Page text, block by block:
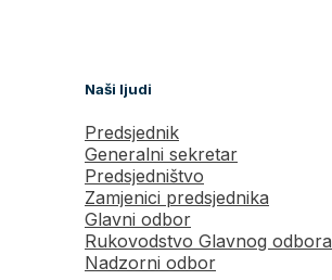
Naši ljudi
Predsjednik
Generalni sekretar
Predsjedništvo
Zamjenici predsjednika
Glavni odbor
Rukovodstvo Glavnog odbora
Nadzorni odbor